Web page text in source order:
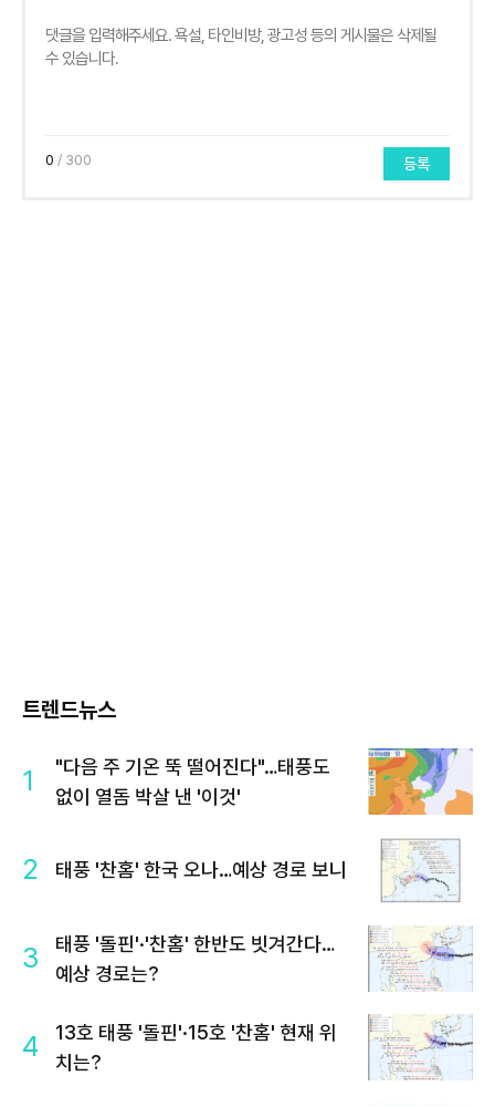
0 / 300 등록
트렌드뉴스
1
"다음 주 기온 뚝 떨어진다"…태풍도
없이 열돔 박살 낸 '이것'
2 태풍 '찬홈' 한국 오나…예상 경로 보니
3
태풍 '돌핀'·'찬홈' 한반도 빗겨간다…
예상 경로는?
4
13호 태풍 '돌핀'·15호 '찬홈' 현재 위
치는?